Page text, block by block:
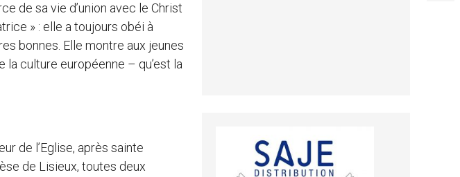
de sa vie d’union avec le Christ
» : elle a toujours obéi à
bonnes. Elle montre aux jeunes
culture européenne – qu’est la
de l’Eglise, après sainte
de Lisieux, toutes deux